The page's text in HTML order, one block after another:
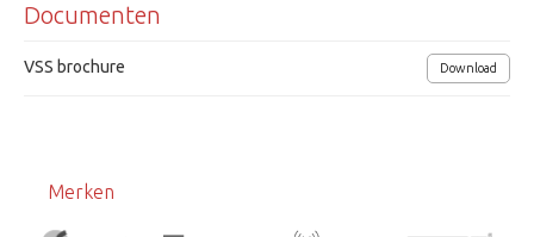
Temp. bereik: 0°C tot 45°C (32°F to 113°F)
Documenten
VSS brochure Download
Merken